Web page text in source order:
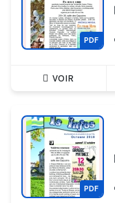
PDF
VOIR
PDF